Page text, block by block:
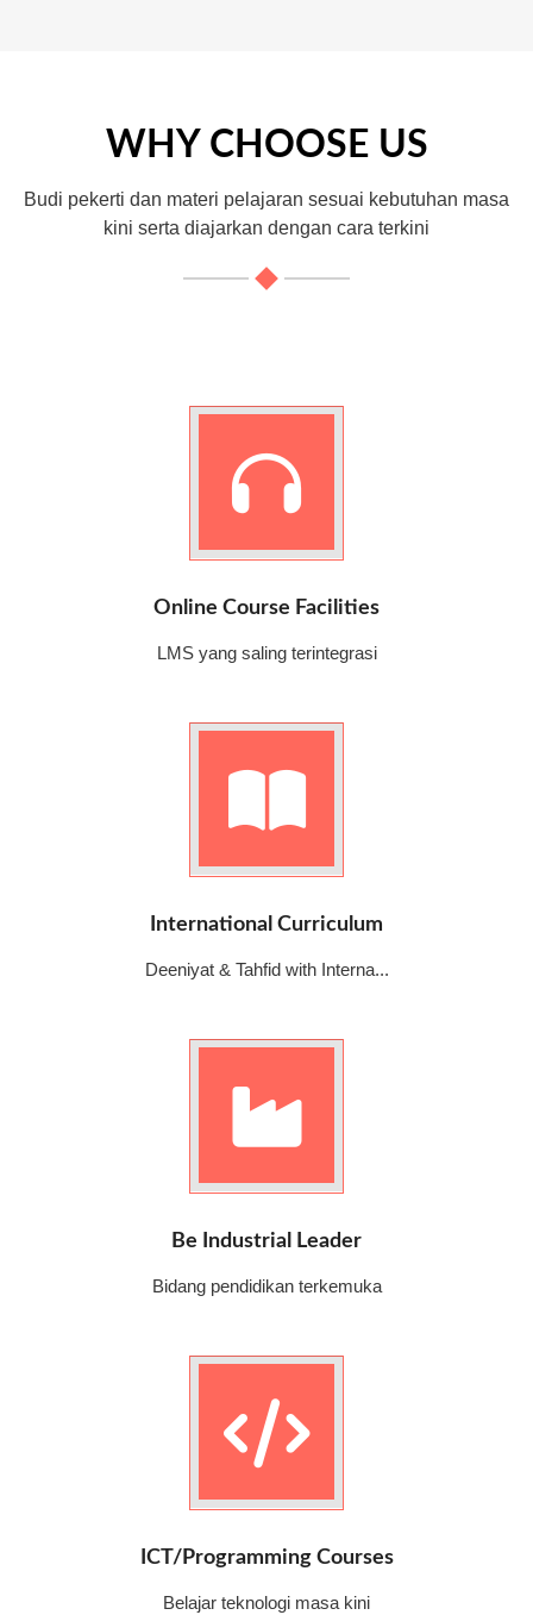
WHY CHOOSE US
Budi pekerti dan materi pelajaran sesuai kebutuhan masa
kini serta diajarkan dengan cara terkini
Online Course Facilities
LMS yang saling terintegrasi
International Curriculum
Deeniyat & Tahfid with Interna...
Be Industrial Leader
Bidang pendidikan terkemuka
ICT/Programming Courses
Belajar teknologi masa kini